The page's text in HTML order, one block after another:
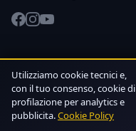
Sezioni
Cosa include
Pacchetti
Utilizziamo cookie tecnici e,
con il tuo consenso, cookie di
profilazione per analytics e
pubblicita.Cookie Policy